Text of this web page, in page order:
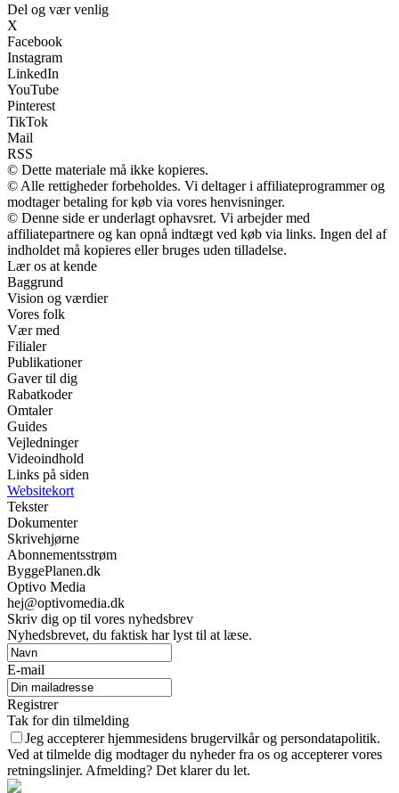
Del og vær venlig
X
Facebook
Instagram
LinkedIn
YouTube
Pinterest
TikTok
Mail
RSS
© Dette materiale må ikke kopieres.
© Alle rettigheder forbeholdes. Vi deltager i affiliateprogrammer og
modtager betaling for køb via vores henvisninger.
© Denne side er underlagt ophavsret. Vi arbejder med
affiliatepartnere og kan opnå indtægt ved køb via links. Ingen del af
indholdet må kopieres eller bruges uden tilladelse.
Lær os at kende
Baggrund
Vision og værdier
Vores folk
Vær med
Filialer
Publikationer
Gaver til dig
Rabatkoder
Omtaler
Guides
Vejledninger
Videoindhold
Links på siden
Websitekort
Tekster
Dokumenter
Skrivehjørne
Abonnementsstrøm
ByggePlanen.dk
Optivo Media
hej@optivomedia.dk
Skriv dig op til vores nyhedsbrev
Nyhedsbrevet, du faktisk har lyst til at læse.
E-mail
Registrer
Tak for din tilmelding
Jeg accepterer hjemmesidens brugervilkår og persondatapolitik.
Ved at tilmelde dig modtager du nyheder fra os og accepterer vores
retningslinjer. Afmelding? Det klarer du let.